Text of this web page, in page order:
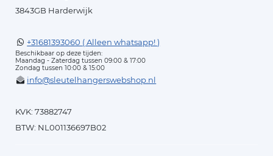
3843GB Harderwijk
+31681393060 ( Alleen whatsapp! )
Beschikbaar op deze tijden:
Maandag - Zaterdag tussen 09:00 & 17:00
Zondag tussen 10:00 & 15:00
info@sleutelhangerswebshop.nl
KVK: 73882747
BTW: NL001136697B02